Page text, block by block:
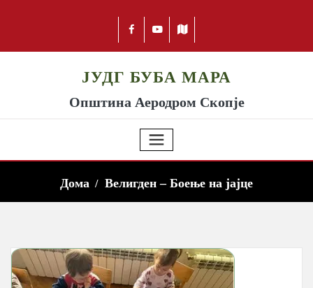
ЈУДГ БУБА МАРА
Општина Аеродром Скопје
Дома Велигден – Боење на јајце